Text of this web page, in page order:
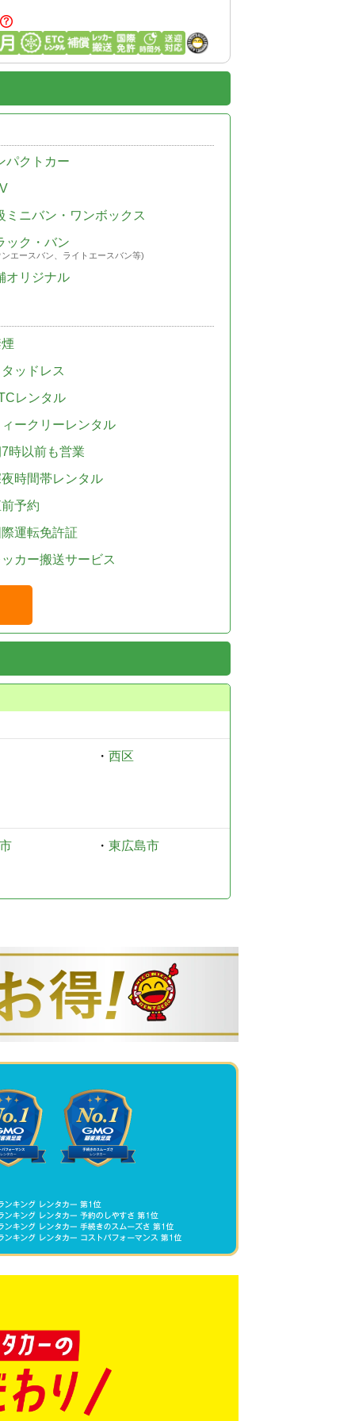
パクトカー
ミニバン・ワンボックス
ック・バン
エースバン、ライトエースバン等)
オリジナル
ッドレス
レンタル
ークリーレンタル
時以前も営業
時間帯レンタル
予約
運転免許証
カー搬送サービス
・ 西区
・ 東広島市